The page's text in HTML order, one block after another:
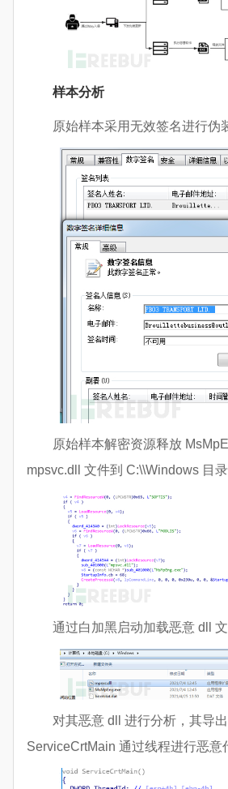
样本分析
原始样本采用无效签名进行伪
原始样本解密资源释放
mpsvc.dll 文件到 C:\\Windows 目录
通过白加黑启动加载恶意 dll 文
对其恶意 dll 进行分析，其导
ServiceCrtMain 通过线程进行恶意